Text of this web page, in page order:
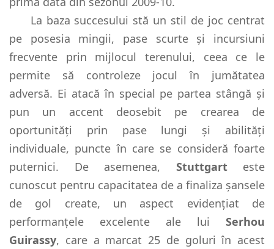
La baza succesului stă un stil de joc centrat
pe posesia mingii, pase scurte și incursiuni
frecvente prin mijlocul terenului, ceea ce le
permite să controleze jocul în jumătatea
adversă. Ei atacă în special pe partea stângă și
pun un accent deosebit pe crearea de
oportunități prin pase lungi și abilități
individuale, puncte în care se consideră foarte
puternici. De asemenea, Stuttgarteste
cunoscut pentru capacitatea de a finaliza șansele
de gol create, un aspect evidențiat de
performanțele excelente ale lui Serhou
Guirassy, care a marcat 25 de goluri în acest